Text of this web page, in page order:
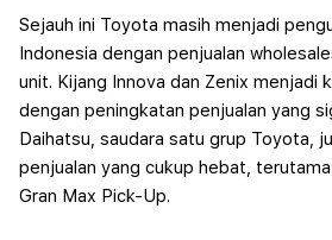
Sejauh ini Toyota masih menjadi
Indonesia dengan penjualan
unit. Kijang Innova dan Zenix menjadi
dengan peningkatan penjualan yang
Daihatsu, saudara satu grup Toyota,
penjualan yang cukup hebat,
Gran Max Pick-Up.